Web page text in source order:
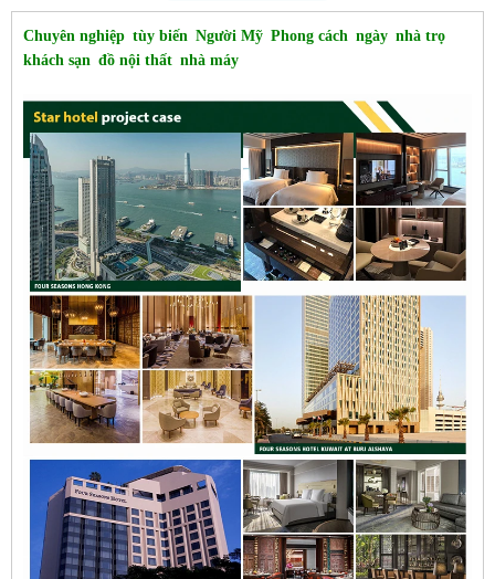
Chuyên nghiệp tùy biến Người Mỹ Phong cách ngày nhà trọ
khách sạn đồ nội thất nhà máy